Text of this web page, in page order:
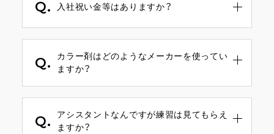
余談ですが弊社は全店舗で赤字0です！！！
Q. 入社祝い金等はありますか？
A.
にお越しくださいませ。
Q.
カラー剤はどのようなメーカーを使ってい
ますか？
A.
TOKIO等をそろえています。
Q.
アシスタントなんですが練習は見てもらえ
ますか？